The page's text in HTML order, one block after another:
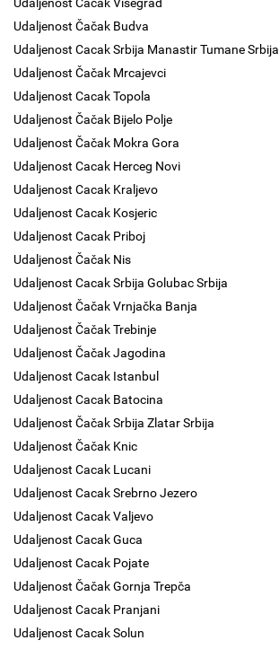
Udaljenost Čačak Budva
Udaljenost Cacak Srbija Manastir Tumane Srbija
Udaljenost Čačak Mrcajevci
Udaljenost Cacak Topola
Udaljenost Čačak Bijelo Polje
Udaljenost Čačak Mokra Gora
Udaljenost Cacak Herceg Novi
Udaljenost Cacak Kraljevo
Udaljenost Cacak Kosjeric
Udaljenost Cacak Priboj
Udaljenost Čačak Nis
Udaljenost Cacak Srbija Golubac Srbija
Udaljenost Čačak Vrnjačka Banja
Udaljenost Čačak Trebinje
Udaljenost Čačak Jagodina
Udaljenost Cacak Istanbul
Udaljenost Cacak Batocina
Udaljenost Čačak Srbija Zlatar Srbija
Udaljenost Čačak Knic
Udaljenost Cacak Lucani
Udaljenost Cacak Srebrno Jezero
Udaljenost Cacak Valjevo
Udaljenost Cacak Guca
Udaljenost Cacak Pojate
Udaljenost Čačak Gornja Trepča
Udaljenost Cacak Pranjani
Udaljenost Cacak Solun